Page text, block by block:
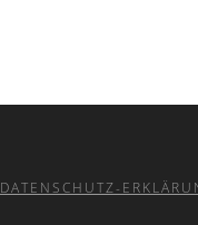
DATENSCHUTZ-